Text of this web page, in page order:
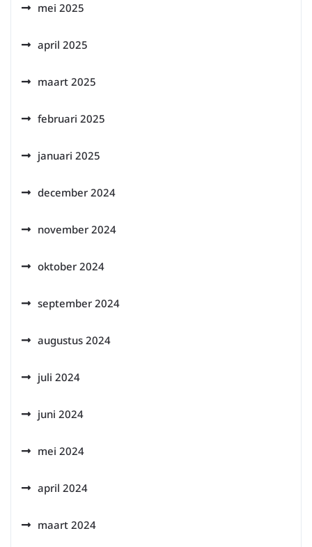
mei 2025
april 2025
maart 2025
februari 2025
januari 2025
december 2024
november 2024
oktober 2024
september 2024
augustus 2024
juli 2024
juni 2024
mei 2024
april 2024
maart 2024